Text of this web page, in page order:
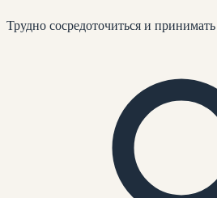
Трудно сосредоточиться и